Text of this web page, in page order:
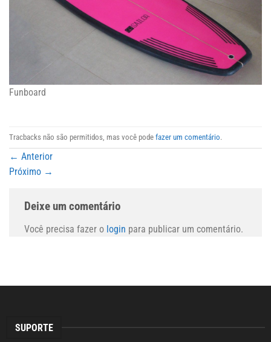
Funboard
Tracbacks não são permitidos, mas você pode fazer um comentário.
← Anterior
Próximo →
Deixe um comentário
Você precisa fazer o login para publicar um comentário.
SUPORTE